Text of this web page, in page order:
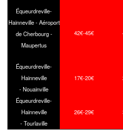
Équeurdreville-
Hainneville - Aéroport
de Cherbourg -
Maupertus
42€-45€
Équeurdreville-
Hainneville
- Nouainville
17€-20€
Équeurdreville-
Hainneville
- Tourlaville
26€-29€